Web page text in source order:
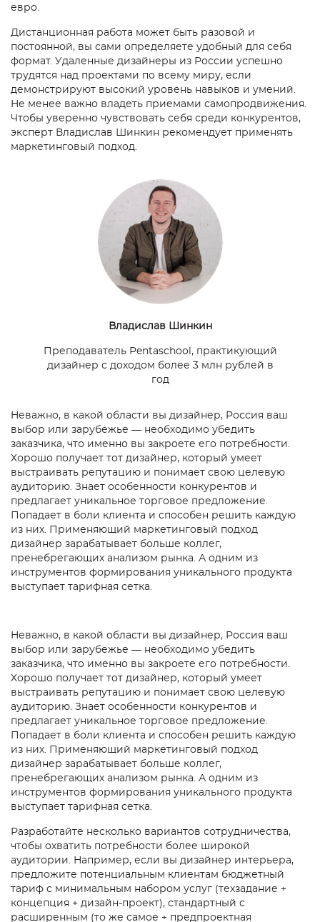
евро.
Дистанционная работа может быть разовой и
постоянной, вы сами определяете удобный для себя
формат. Удаленные дизайнеры из России успешно
трудятся над проектами по всему миру, если
демонстрируют высокий уровень навыков и умений.
Не менее важно владеть приемами самопродвижения.
Чтобы уверенно чувствовать себя среди конкурентов,
эксперт Владислав Шинкин рекомендует применять
маркетинговый подход.
Владислав Шинкин
Преподаватель Pentaschool, практикующий
дизайнер с доходом более 3 млн рублей в
год
Неважно, в какой области вы дизайнер, Россия ваш
выбор или зарубежье — необходимо убедить
заказчика, что именно вы закроете его потребности.
Хорошо получает тот дизайнер, который умеет
выстраивать репутацию и понимает свою целевую
аудиторию. Знает особенности конкурентов и
предлагает уникальное торговое предложение.
Попадает в боли клиента и способен решить каждую
из них. Применяющий маркетинговый подход
дизайнер зарабатывает больше коллег,
пренебрегающих анализом рынка. А одним из
инструментов формирования уникального продукта
выступает тарифная сетка.
Неважно, в какой области вы дизайнер, Россия ваш
выбор или зарубежье — необходимо убедить
заказчика, что именно вы закроете его потребности.
Хорошо получает тот дизайнер, который умеет
выстраивать репутацию и понимает свою целевую
аудиторию. Знает особенности конкурентов и
предлагает уникальное торговое предложение.
Попадает в боли клиента и способен решить каждую
из них. Применяющий маркетинговый подход
дизайнер зарабатывает больше коллег,
пренебрегающих анализом рынка. А одним из
инструментов формирования уникального продукта
выступает тарифная сетка.
Разработайте несколько вариантов сотрудничества,
чтобы охватить потребности более широкой
аудитории. Например, если вы дизайнер интерьера,
предложите потенциальным клиентам бюджетный
тариф с минимальным набором услуг (техзадание +
концепция + дизайн-проект), стандартный с
расширенным (то же самое + предпроектная